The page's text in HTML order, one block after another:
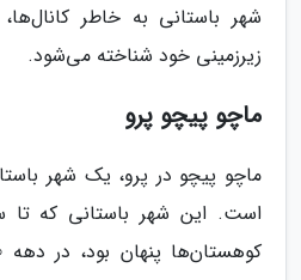
شهر باستانی به خاطر
زیرزمینی خود شناخته می‌شود.
ماچو پیچو پرو
ماچو پیچو در پرو، یک شهر
است. این شهر باستانی که